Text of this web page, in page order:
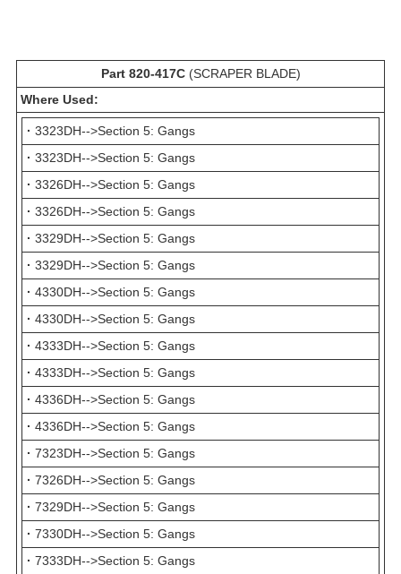
Part 820-417C(SCRAPER BLADE)
Where Used:
· 3323DH-->Section 5: Gangs
· 3323DH-->Section 5: Gangs
· 3326DH-->Section 5: Gangs
· 3326DH-->Section 5: Gangs
· 3329DH-->Section 5: Gangs
· 3329DH-->Section 5: Gangs
· 4330DH-->Section 5: Gangs
· 4330DH-->Section 5: Gangs
· 4333DH-->Section 5: Gangs
· 4333DH-->Section 5: Gangs
· 4336DH-->Section 5: Gangs
· 4336DH-->Section 5: Gangs
· 7323DH-->Section 5: Gangs
· 7326DH-->Section 5: Gangs
· 7329DH-->Section 5: Gangs
· 7330DH-->Section 5: Gangs
· 7333DH-->Section 5: Gangs